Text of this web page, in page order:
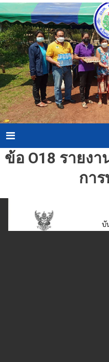
Skip
to
content
Menu
ข้อ O18 รายง
กา